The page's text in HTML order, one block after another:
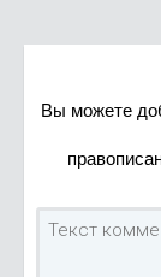
Вы можете